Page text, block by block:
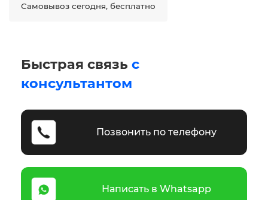
Самовывоз сегодня, бесплатно
Быстрая связь с
консультантом
Позвонить по телефону
Написать в Whatsapp